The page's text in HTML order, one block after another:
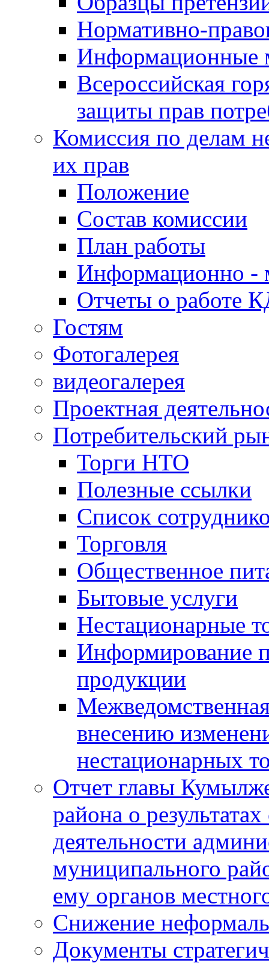
Нормативно-
Информационные
Всероссийская
защиты прав
Комиссия по делам
их прав
Положение
Состав комиссии
План работы
Информационно -
Отчеты о работе
Гостям
Фотогалерея
видеогалерея
Проектная
Потребительский
Торги НТО
Полезные ссылки
Список
Торговля
Общественное
Бытовые услуги
Нестационарные
Информирование
продукции
внесению
нестационарных
Отчет главы
района о
деятельности
муниципального
ему органов
Снижение
Документы